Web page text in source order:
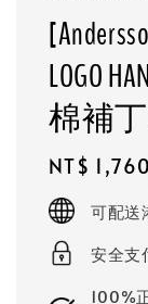
LOGO
棉補丁
Regular
price
NT$ 1,760
可配送
安全支
100%